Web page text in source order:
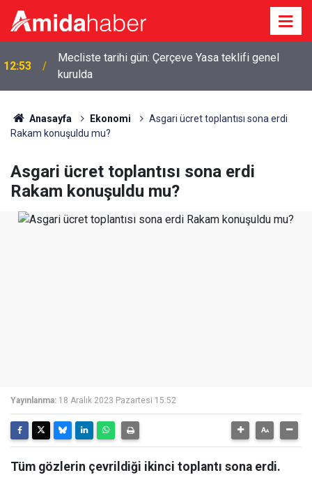
12:53
Mecliste tarihi gün: Çerçeve Yasa teklifi genel
kurulda
Anasayfa Ekonomi
Asgari ücret toplantısı sona erdi
Rakam konuşuldu mu?
Asgari ücret toplantısı sona erdi
Rakam konuşuldu mu?
Yayınlanma: 18 Aralık 2023 Pazartesi 15:52
Tüm gözlerin çevrildiği ikinci toplantı sona erdi.